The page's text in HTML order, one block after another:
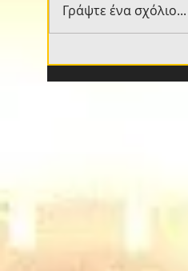
ΑΕΚ: «Ελπίζω να
Γράψτε ένα σχόλιο...